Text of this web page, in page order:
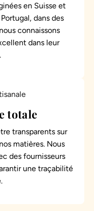
en Suisse et
dans des
connaissons
dans leur
totale
transparents sur
matières. Nous
des fournisseurs
une traçabilité